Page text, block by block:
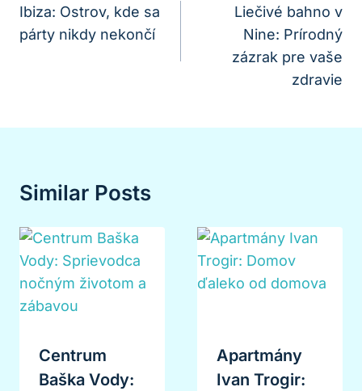
V
Článku
Ibiza: Ostrov, kde sa
párty nikdy nekončí
Liečivé bahno v
Nine: Prírodný
zázrak pre vaše
zdravie
Similar Posts
Centrum
Baška Vody:
Apartmány
Ivan Trogir: